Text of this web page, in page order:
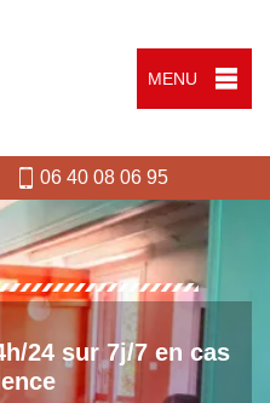
MENU
06 40 08 06 95
24 sur 7j/7 en cas